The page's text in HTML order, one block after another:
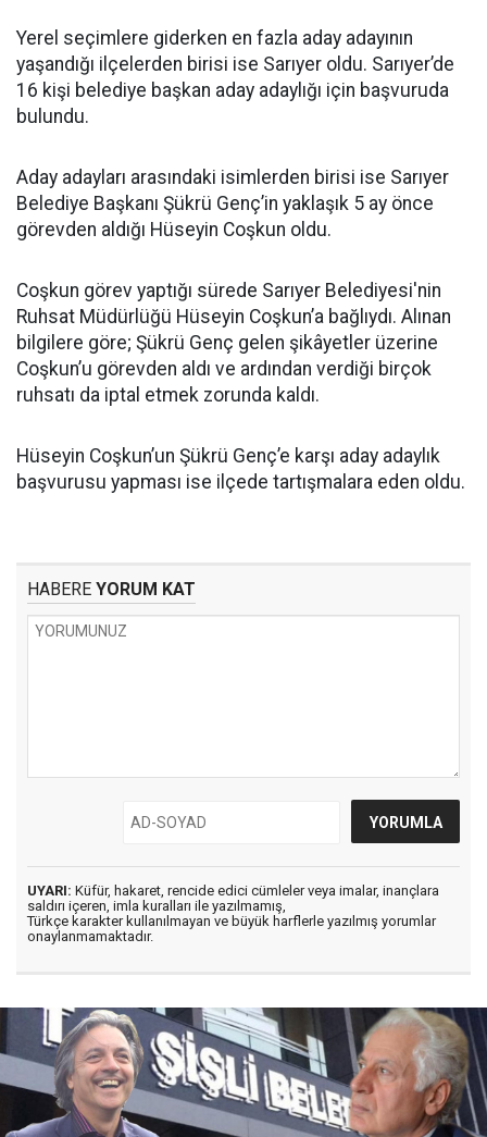
Yerel seçimlere giderken en fazla aday adayının
yaşandığı ilçelerden birisi ise Sarıyer oldu. Sarıyer’de
16 kişi belediye başkan aday adaylığı için başvuruda
bulundu.
Aday adayları arasındaki isimlerden birisi ise Sarıyer
Belediye Başkanı Şükrü Genç’in yaklaşık 5 ay önce
görevden aldığı Hüseyin Coşkun oldu.
Coşkun görev yaptığı sürede Sarıyer Belediyesi'nin
Ruhsat Müdürlüğü Hüseyin Coşkun’a bağlıydı. Alınan
bilgilere göre; Şükrü Genç gelen şikâyetler üzerine
Coşkun’u görevden aldı ve ardından verdiği birçok
ruhsatı da iptal etmek zorunda kaldı.
Hüseyin Coşkun’un Şükrü Genç’e karşı aday adaylık
başvurusu yapması ise ilçede tartışmalara eden oldu.
HABERE YORUM KAT
UYARI: Küfür, hakaret, rencide edici cümleler veya imalar, inançlara
saldırı içeren, imla kuralları ile yazılmamış,
Türkçe karakter kullanılmayan ve büyük harflerle yazılmış yorumlar
onaylanmamaktadır.